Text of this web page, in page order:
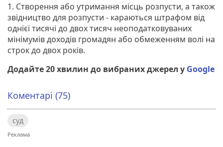
1. Створення або утримання місць розпусти, а також
звідництво для розпусти - караються штрафом від
однієї тисячі до двох тисяч неоподатковуваних
мінімумів доходів громадян або обмеженням волі на
строк до двох років.
Додайте 20 хвилин до вибраних джерел у Google
Коментарі (75)
суд